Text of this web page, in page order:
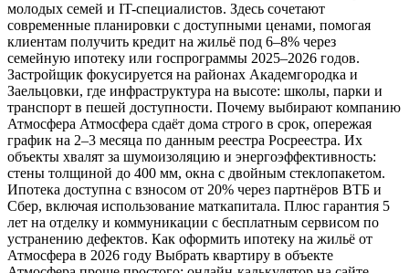
молодых семей и IT-специалистов. Здесь сочетают
современные планировки с доступными ценами, помогая
клиентам получить кредит на жильё под 6–8% через
семейную ипотеку или госпрограммы 2025–2026 годов.
Застройщик фокусируется на районах Академгородка и
Заельцовки, где инфраструктура на высоте: школы, парки и
транспорт в пешей доступности. Почему выбирают компанию
Атмосфера Атмосфера сдаёт дома строго в срок, опережая
график на 2–3 месяца по данным реестра Росреестра. Их
объекты хвалят за шумоизоляцию и энергоэффективность:
стены толщиной до 400 мм, окна с двойным стеклопакетом.
Ипотека доступна с взносом от 20% через партнёров ВТБ и
Сбер, включая использование маткапитала. Плюс гарантия 5
лет на отделку и коммуникации с бесплатным сервисом по
устранению дефектов. Как оформить ипотеку на жильё от
Атмосфера в 2026 году Выбрать квартиру в объекте